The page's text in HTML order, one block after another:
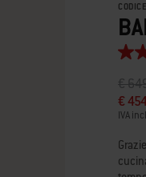
4.4
su
5
,
valore
Read
€
€
IVA